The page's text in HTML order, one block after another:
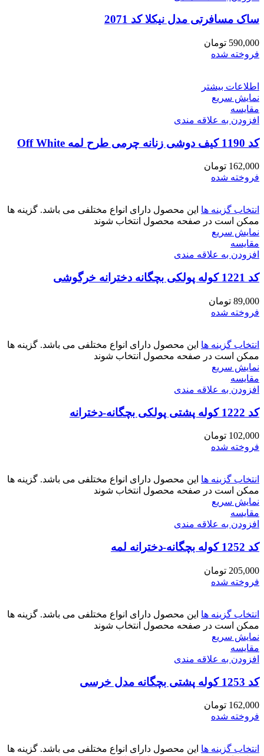
ساک مسافرتی مدل نیکلا کد 2071
590,000 تومان
فروخته شده
اطلاعات بیشتر
نمایش سریع
مقايسه
افزودن به علاقه مندی
کد 1190 کیف دوشی زنانه چرمی طرح لمه Off White
162,000 تومان
فروخته شده
انتخاب گزینه ها این محصول دارای انواع مختلفی می باشد. گزینه ها
ممکن است در صفحه محصول انتخاب شوند
نمایش سریع
مقايسه
افزودن به علاقه مندی
کد 1221 کوله پولکی بچگانه دخترانه خرگوشی
89,000 تومان
فروخته شده
انتخاب گزینه ها این محصول دارای انواع مختلفی می باشد. گزینه ها
ممکن است در صفحه محصول انتخاب شوند
نمایش سریع
مقايسه
افزودن به علاقه مندی
کد 1222 کوله پشتی پولکی بچگانه-دخترانه
102,000 تومان
فروخته شده
انتخاب گزینه ها این محصول دارای انواع مختلفی می باشد. گزینه ها
ممکن است در صفحه محصول انتخاب شوند
نمایش سریع
مقايسه
افزودن به علاقه مندی
کد 1252 کوله بچگانه-دخترانه لمه
205,000 تومان
فروخته شده
انتخاب گزینه ها این محصول دارای انواع مختلفی می باشد. گزینه ها
ممکن است در صفحه محصول انتخاب شوند
نمایش سریع
مقايسه
افزودن به علاقه مندی
کد 1253 کوله پشتی بچگانه مدل خرسی
162,000 تومان
فروخته شده
انتخاب گزینه ها این محصول دارای انواع مختلفی می باشد. گزینه ها